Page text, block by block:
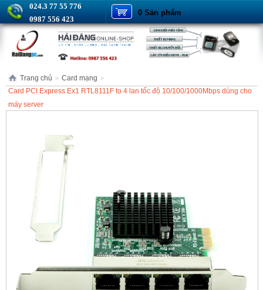
024.3 77 55 776
0987 556 423
0 Sản phẩm
Trang chủ > Card mạng >
Card PCI Express Ex1 RTL8111F to 4 lan tốc độ 10/100/1000Mbps dùng cho
máy server